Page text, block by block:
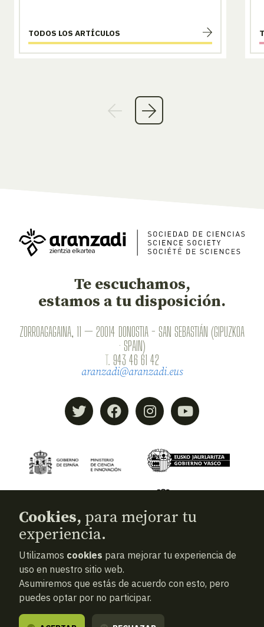
TODOS LOS ARTÍCULOS
Te escuchamos,
estamos a tu disposición.
ZORROAGAGAINA, 11 — 20014 DONOSTIA - SAN SEBASTIÁN (GIPUZKOA
· SPAIN)
T. 943 46 61 42
aranzadi@aranzadi.eus
© 2026Aranzadi — Zientzia elkartea
Términos y condiciones
Política de privacidad
Cookies, para mejorar tu
experiencia.
Utilizamos cookies para mejorar tu experiencia de
uso en nuestro sitio web.
Asumiremos que estás de acuerdo con esto, pero
puedes optar por no participar.